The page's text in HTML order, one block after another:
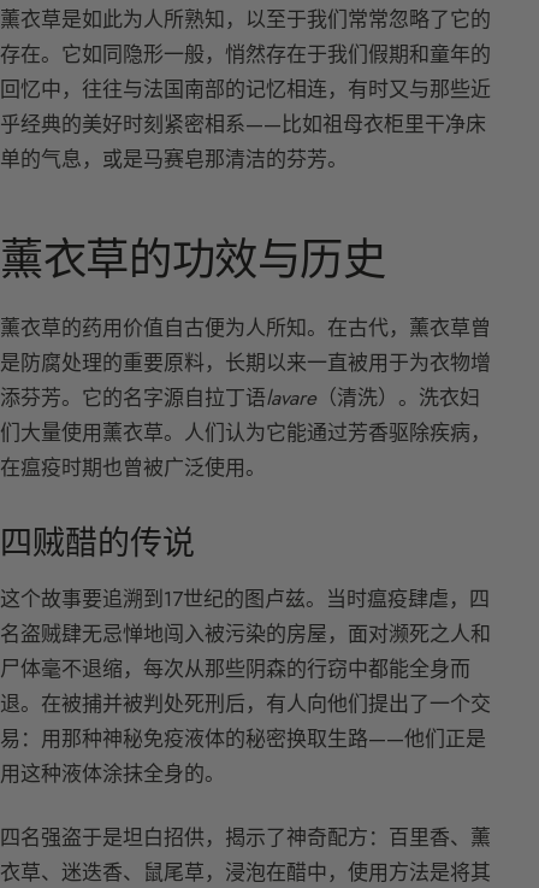
薰衣草是如此为人所熟知，以至于我们常常忽略了它的
存在。它如同隐形一般，悄然存在于我们假期和童年的
回忆中，往往与法国南部的记忆相连，有时又与那些近
乎经典的美好时刻紧密相系——比如祖母衣柜里干净床
单的气息，或是马赛皂那清洁的芬芳。
薰衣草的功效与历史
薰衣草的药用价值自古便为人所知。在古代，薰衣草曾
是防腐处理的重要原料，长期以来一直被用于为衣物增
添芬芳。它的名字源自拉丁语lavare（清洗）。洗衣妇
们大量使用薰衣草。人们认为它能通过芳香驱除疾病，
在瘟疫时期也曾被广泛使用。
四贼醋的传说
这个故事要追溯到17世纪的图卢兹。当时瘟疫肆虐，四
名盗贼肆无忌惮地闯入被污染的房屋，面对濒死之人和
尸体毫不退缩，每次从那些阴森的行窃中都能全身而
退。在被捕并被判处死刑后，有人向他们提出了一个交
易：用那种神秘免疫液体的秘密换取生路——他们正是
用这种液体涂抹全身的。
四名强盗于是坦白招供，揭示了神奇配方：百里香、薰
衣草、迷迭香、鼠尾草，浸泡在醋中，使用方法是将其